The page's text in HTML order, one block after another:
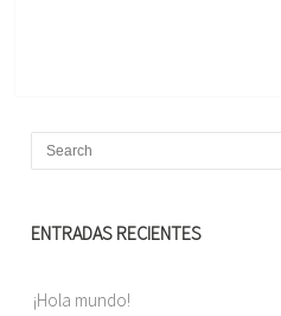
ENTRADAS RECIENTES
¡Hola mundo!